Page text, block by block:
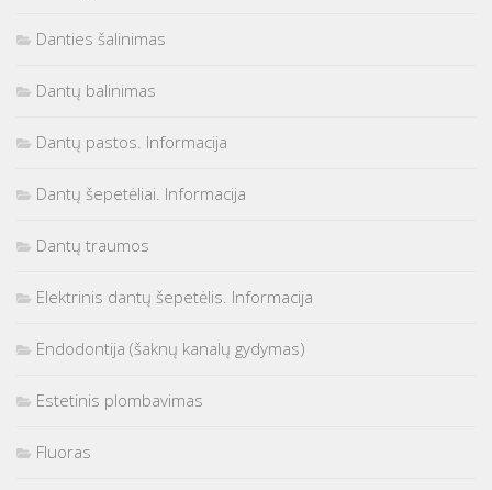
Danties šalinimas
Dantų balinimas
Dantų pastos. Informacija
Dantų šepetėliai. Informacija
Dantų traumos
Elektrinis dantų šepetėlis. Informacija
Endodontija (šaknų kanalų gydymas)
Estetinis plombavimas
Fluoras